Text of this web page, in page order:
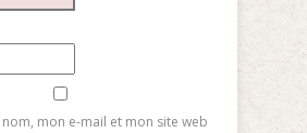
mon e-mail et mon site web